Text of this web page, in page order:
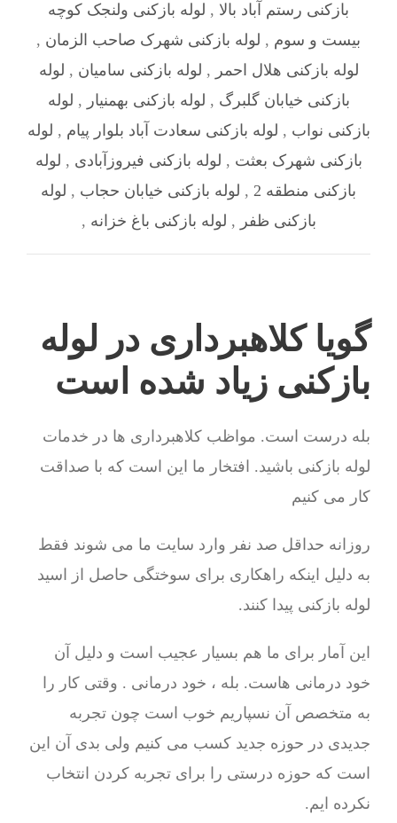
بازکنی رستم آباد بالا , لوله بازکنی ولنجک کوچه
بیست و سوم , لوله بازکنی شهرک صاحب الزمان ,
لوله بازکنی هلال احمر , لوله بازکنی سامیان , لوله
بازکنی خیابان گلبرگ , لوله بازکنی بهمنیار , لوله
بازکنی نواب , لوله بازکنی سعادت آباد بلوار پیام , لوله
بازکنی شهرک بعثت , لوله بازکنی فیروزآبادی , لوله
بازکنی منطقه 2
, لوله بازکنی خیابان حجاب , لوله
بازکنی ظفر , لوله بازکنی باغ خزانه ,
گویا کلاهبرداری در لوله
بازکنی زیاد شده است
بله درست است. مواظب کلاهبرداری ها در خدمات
لوله بازکنی باشید. افتخار ما این است که با صداقت
کار می کنیم
روزانه حداقل صد نفر وارد سایت ما می شوند فقط
به دلیل اینکه راهکاری برای سوختگی حاصل از اسید
لوله بازکنی پیدا کنند.
این آمار برای ما هم بسیار عجیب است و دلیل آن
خود درمانی هاست. بله ، خود درمانی . وقتی کار را
به متخصص آن نسپاریم خوب است چون تجربه
جدیدی در حوزه جدید کسب می کنیم ولی بدی آن این
است که حوزه درستی را برای تجربه کردن انتخاب
نکرده ایم.